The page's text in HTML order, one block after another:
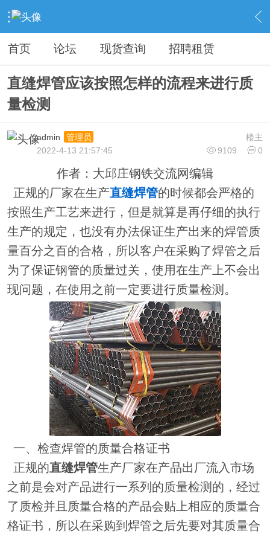
› 钢铁综合服务 › 钢铁软文 › 内容
首页 论坛 现货查询 招聘租赁
直缝焊管应该按照怎样的流程来进行质
量检测
楼主
admin
管理员
9109
0
2022-4-13 21:57:45
作者：大邱庄钢铁交流网编辑
正规的厂家在生产直缝焊管的时候都会严格的
按照生产工艺来进行，但是就算是再仔细的执行
生产的规定，也没有办法保证生产出来的焊管质
量百分之百的合格，所以客户在采购了焊管之后
为了保证钢管的质量过关，使用在生产上不会出
现问题，在使用之前一定要进行质量检测。
一、检查焊管的质量合格证书
正规的直缝焊管生产厂家在产品出厂流入市场
之前是会对产品进行一系列的质量检测的，经过
了质检并且质量合格的产品会贴上相应的质量合
格证书，所以在采购到焊管之后先要对其质量合